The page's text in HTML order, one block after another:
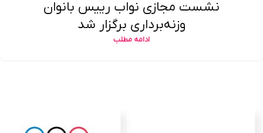
نشست مجازی نواب رییس بانوان
وزنه‌برداری برگزار شد
ادامه مطلب